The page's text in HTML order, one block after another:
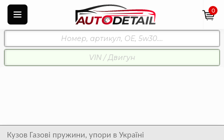
0
Кузов Газові пружини, упори в Україні